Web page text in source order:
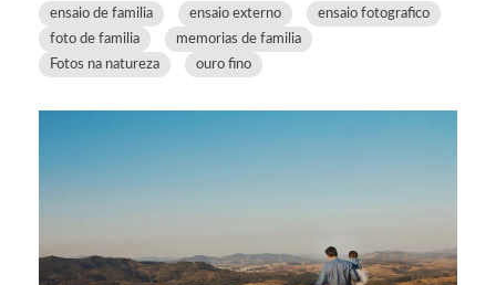
ensaio de familia ensaio externo
ensaio fotografico
foto de familia
memorias de familia
Fotos na natureza
ouro fino